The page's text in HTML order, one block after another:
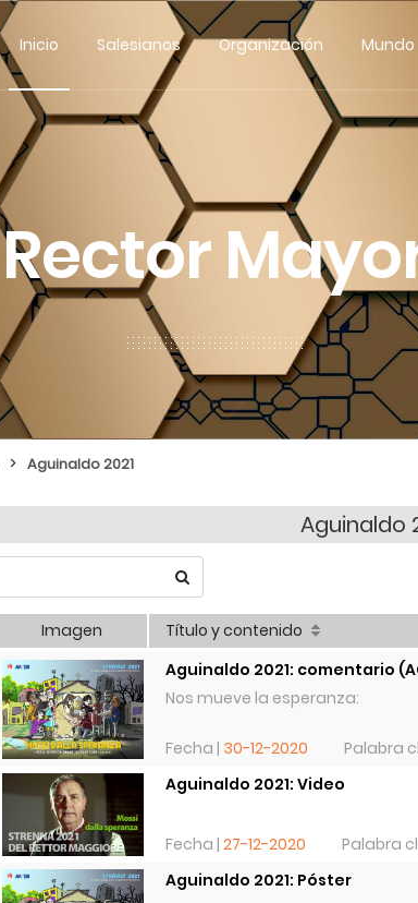
Inicio Salesianos Organización Mundo
Rector
> Aguinaldo 2021
Aguinaldo
Imagen Título y contenido
Aguinaldo 2021: comentario
Nos mueve la esperanza:
Fecha | 30-12-2020 Palabra
Aguinaldo 2021: Video
Fecha | 27-12-2020 Palabra
Aguinaldo 2021: Póster